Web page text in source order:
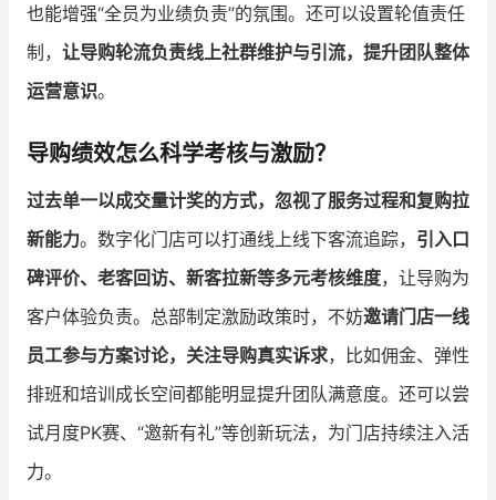
也能增强“全员为业绩负责”的氛围。还可以设置轮值责任
制， 让导购轮流负责线上社群维护与引流，提升团队整体
运营意识。
导购绩效怎么科学考核与激励？
过去单一以成交量计奖的方式，忽视了服务过程和复购拉
新能力。数字化门店可以打通线上线下客流追踪， 引入口
碑评价、老客回访、新客拉新等多元考核维度，让导购为
客户体验负责。总部制定激励政策时，不妨邀请门店一线
员工参与方案讨论，关注导购真实诉求，比如佣金、弹性
排班和培训成长空间都能明显提升团队满意度。还可以尝
试月度PK赛、“邀新有礼”等创新玩法，为门店持续注入活
力。